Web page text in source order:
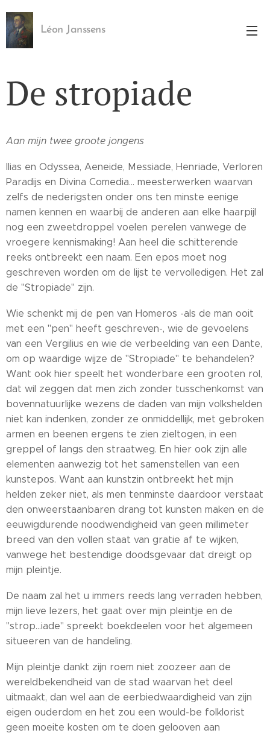
Léon Janssens
De stropiade
Aan mijn twee groote jongens
Ilias en Odyssea, Aeneide, Messiade, Henriade, Verloren
Paradijs en Divina Comedia... meesterwerken waarvan
zelfs de nederigsten onder ons ten minste eenige
namen kennen en waarbij de anderen aan elke haarpijl
nog een zweetdroppel voelen perelen vanwege de
vroegere kennismaking! Aan heel die schitterende
reeks ontbreekt een naam. Een epos moet nog
geschreven worden om de lijst te vervolledigen. Het zal
de "Stropiade" zijn.
Wie schenkt mij de pen van Homeros -als de man ooit
met een "pen" heeft geschreven-, wie de gevoelens
van een Vergilius en wie de verbeelding van een Dante,
om op waardige wijze de "Stropiade" te behandelen?
Want ook hier speelt het wonderbare een grooten rol,
dat wil zeggen dat men zich zonder tusschenkomst van
bovennatuurlijke wezens de daden van mijn volkshelden
niet kan indenken, zonder ze onmiddellijk, met gebroken
armen en beenen ergens te zien zieltogen, in een
greppel of langs den straatweg. En hier ook zijn alle
elementen aanwezig tot het samenstellen van een
kunstepos. Want aan kunstzin ontbreekt het mijn
helden zeker niet, als men tenminste daardoor verstaat
den onweerstaanbaren drang tot kunsten maken en de
eeuwigdurende noodwendigheid van geen millimeter
breed van den vollen staat van gratie af te wijken,
vanwege het bestendige doodsgevaar dat dreigt op
mijn pleintje.
De naam zal het u immers reeds lang verraden hebben,
mijn lieve lezers, het gaat over mijn pleintje en de
"strop...iade" spreekt boekdeelen voor het algemeen
situeeren van de handeling.
Mijn pleintje dankt zijn roem niet zoozeer aan de
wereldbekendheid van de stad waarvan het deel
uitmaakt, dan wel aan de eerbiedwaardigheid van zijn
eigen ouderdom en het zou een would-be folklorist
geen moeite kosten om te doen gelooven aan